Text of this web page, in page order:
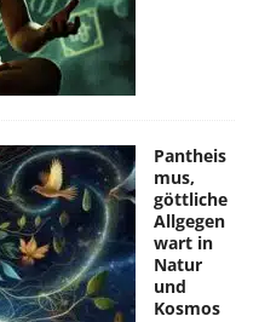
Pantheis
mus,
göttliche
Allgegen
wart in
Natur
und
Kosmos